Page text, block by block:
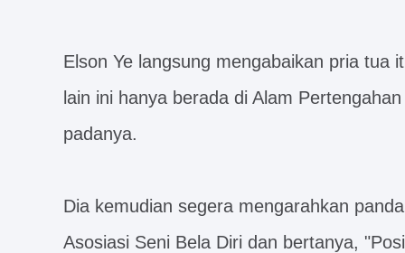
Elson Ye langsung mengabaikan pria tua
lain ini hanya berada di Alam
padanya.
Dia kemudian segera mengarahkan
Asosiasi Seni Bela Diri dan bertanya,